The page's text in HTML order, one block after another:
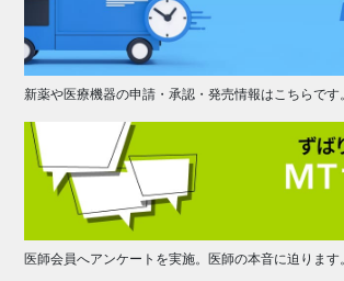
新薬や医療機器の申請・承認・発売情報はこちらです
医師会員へアンケートを実施。医師の本音に迫ります